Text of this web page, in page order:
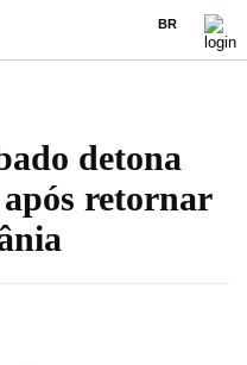
BR
detona
retornar